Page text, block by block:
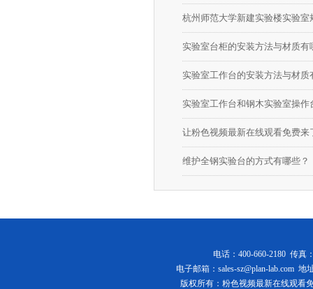
杭州师范大学新建实验楼实验室
实验室台柜的安装方法与材质有
实验室工作台的安装方法与材质有什
实验室工作台和钢木实验室操作
维护全钢实验台的方式有哪些？
电话：400-660-2180 传真
电子邮箱： sales-sz@plan-lab.com 地
版权所有：粉色视频最新在线观